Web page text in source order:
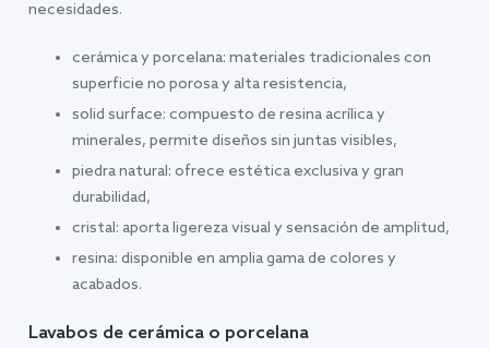
necesidades.
cerámica y porcelana: materiales tradicionales con
superficie no porosa y alta resistencia,
solid surface: compuesto de resina acrílica y
minerales, permite diseños sin juntas visibles,
piedra natural: ofrece estética exclusiva y gran
durabilidad,
cristal: aporta ligereza visual y sensación de amplitud,
resina: disponible en amplia gama de colores y
acabados.
Lavabos de cerámica o porcelana